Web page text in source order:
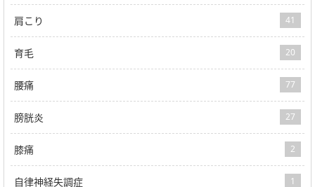
肩こり 41
育毛 20
腰痛 77
膀胱炎 27
膝痛 2
自律神経失調症 1